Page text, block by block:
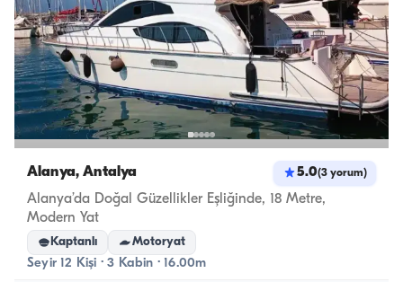
Alanya, Antalya 5.0(3 yorum)
Alanya’da Doğal Güzellikler Eşliğinde, 18 Metre,
Modern Yat
Kaptanlı Motoryat
Seyir 12 Kişi · 3 Kabin · 16.00m